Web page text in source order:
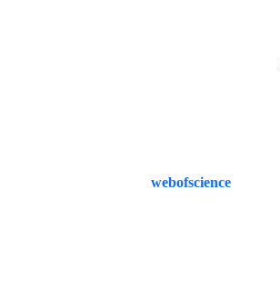
webofscience